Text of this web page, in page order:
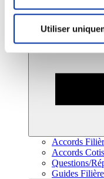
Utiliser
& Guides
Accords
Accords
Questions/
Guides Filière